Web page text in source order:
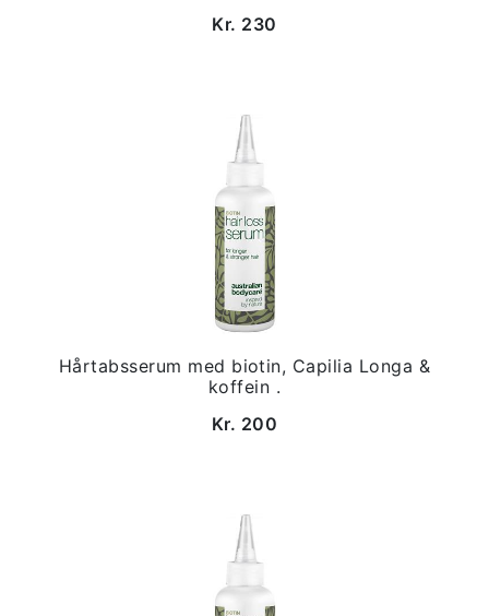
Kr. 230
Hårtabsserum med biotin, Capilia Longa &
koffein .
Kr. 200